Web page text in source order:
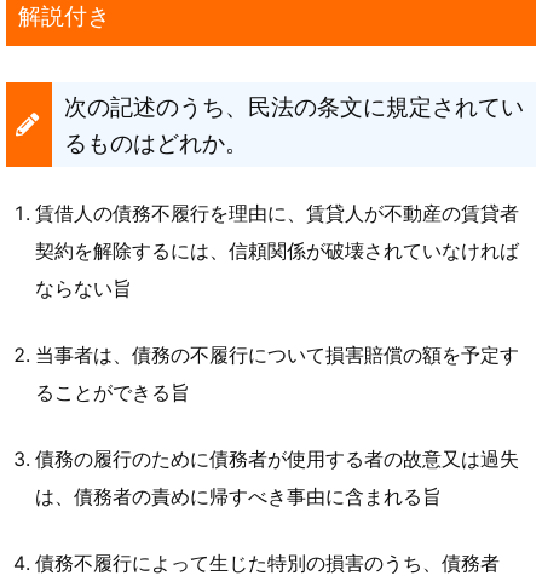
解説付き
次の記述のうち、民法の条文に規定されてい
るものはどれか。
賃借人の債務不履行を理由に、賃貸人が不動産の賃貸者
契約を解除するには、信頼関係が破壊されていなければ
ならない旨
当事者は、債務の不履行について損害賠償の額を予定す
ることができる旨
債務の履行のために債務者が使用する者の故意又は過失
は、債務者の責めに帰すべき事由に含まれる旨
債務不履行によって生じた特別の損害のうち、債務者